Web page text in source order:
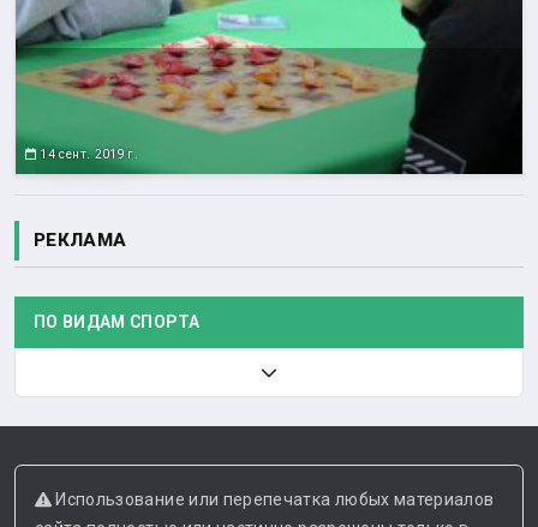
14 сент. 2019 г.
РЕКЛАМА
ПО ВИДАМ СПОРТА
Использование или перепечатка любых материалов